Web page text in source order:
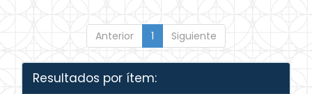
Anterior 1 Siguiente
Resultados por ítem: